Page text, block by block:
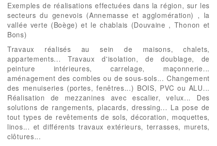
Exemples de réalisations effectuées dans la région, sur les
secteurs du genevois (Annemasse et agglomération) , la
vallée verte (Boège) et le chablais (Douvaine , Thonon et
Bons)
Travaux réalisés au sein de maisons, chalets,
appartements... Travaux d'isolation, de doublage, de
peinture intérieures, carrelage, maçonnerie...
aménagement des combles ou de sous-sols... Changement
des menuiseries (portes, fenêtres...) BOIS, PVC ou ALU...
Réalisation de mezzanines avec escalier, velux... Des
solutions de rangements, placards, dressing... La pose de
tout types de revêtements de sols, décoration, moquettes,
linos... et différents travaux extérieurs, terrasses, murets,
clôtures...